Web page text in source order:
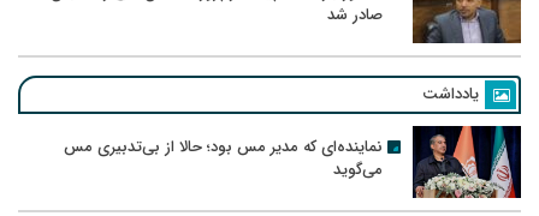
صادر شد
یادداشت
نماینده‌ای که مدیر مس بود؛ حالا از بی‌تدبیری مس
می‌گوید